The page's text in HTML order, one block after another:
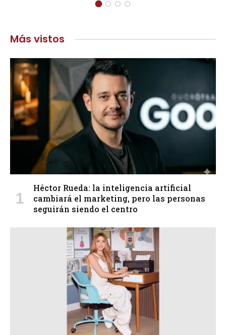
Más vistos
Héctor Rueda: la inteligencia artificial
cambiará el marketing, pero las personas
seguirán siendo el centro